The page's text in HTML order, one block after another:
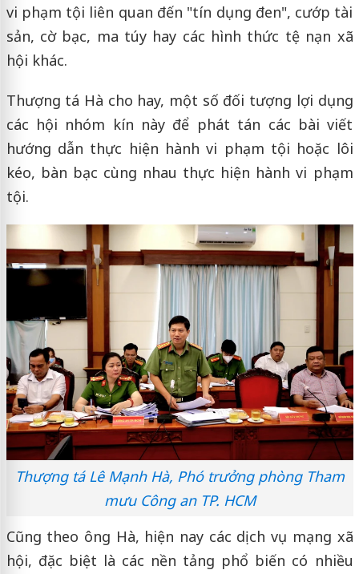
vi phạm tội liên quan đến "tín dụng đen", cướp tài
sản, cờ bạc, ma túy hay các hình thức tệ nạn xã
hội khác.
Thượng tá Hà cho hay, một số đối tượng lợi dụng
các hội nhóm kín này để phát tán các bài viết
hướng dẫn thực hiện hành vi phạm tội hoặc lôi
kéo, bàn bạc cùng nhau thực hiện hành vi phạm
tội.
Thượng tá Lê Mạnh Hà, Phó trưởng phòng Tham
mưu Công an TP. HCM
Cũng theo ông Hà, hiện nay các dịch vụ mạng xã
hội, đặc biệt là các nền tảng phổ biến có nhiều